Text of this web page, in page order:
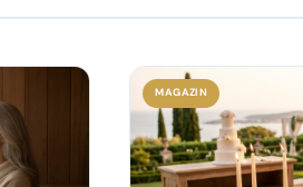
MAGAZIN